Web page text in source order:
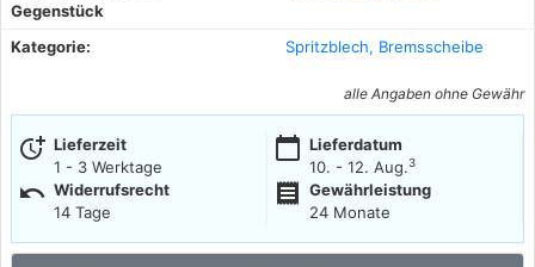
Gegenstück
Kategorie: Spritzblech, Bremsscheibe
alle Angaben ohne Gewähr
more_time Lieferzeit
1 - 3 Werktage
calendar_today Lieferdatum
10. - 12. Aug.3
undo Widerrufsrecht
14 Tage
receipt
Gewährleistung
24 Monate